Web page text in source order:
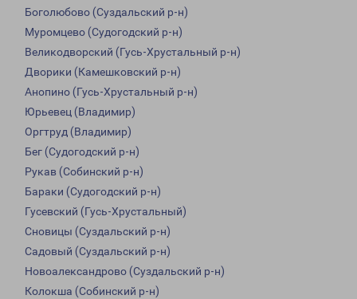
Боголюбово (Суздальский р-н)
Муромцево (Судогодский р-н)
Великодворский (Гусь-Хрустальный р-н)
Дворики (Камешковский р-н)
Анопино (Гусь-Хрустальный р-н)
Юрьевец (Владимир)
Оргтруд (Владимир)
Бег (Судогодский р-н)
Рукав (Собинский р-н)
Бараки (Судогодский р-н)
Гусевский (Гусь-Хрустальный)
Сновицы (Суздальский р-н)
Садовый (Суздальский р-н)
Новоалександрово (Суздальский р-н)
Колокша (Собинский р-н)